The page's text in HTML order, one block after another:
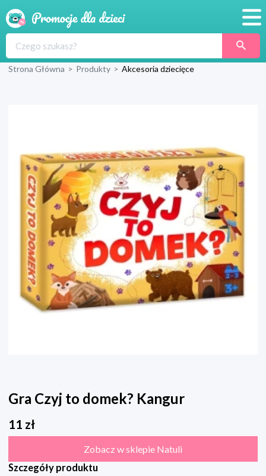
Produkty
Wyprawka
Strona Główna > Produkty > Akcesoria dziecięce
Gra Czyj to domek? Kangur
11 zł
Zobacz w sklepie Natuli
Szczegóły produktu